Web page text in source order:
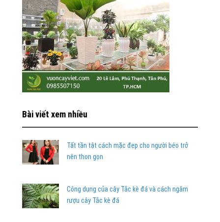
Bài viết xem nhiều
Tất tần tật cách mặc đẹp cho người béo trở
nên thon gọn
Công dụng của cây Tắc kè đá và cách ngâm
rượu cây Tắc kè đá